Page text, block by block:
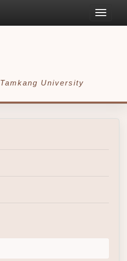
Toggle
Tamkang University